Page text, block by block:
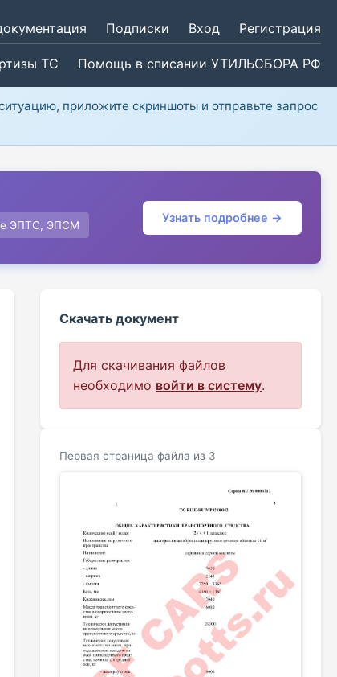
Подписки Вход Регистрация
ТС Помощь в списании УТИЛЬСБОРА РФ
приложите скриншоты и отправьте запрос
ЭПТС, ЭПСМ
Узнать подробнее →
Скачать документ
Для скачивания файлов
необходимо войти в систему.
Первая страница файла из 3